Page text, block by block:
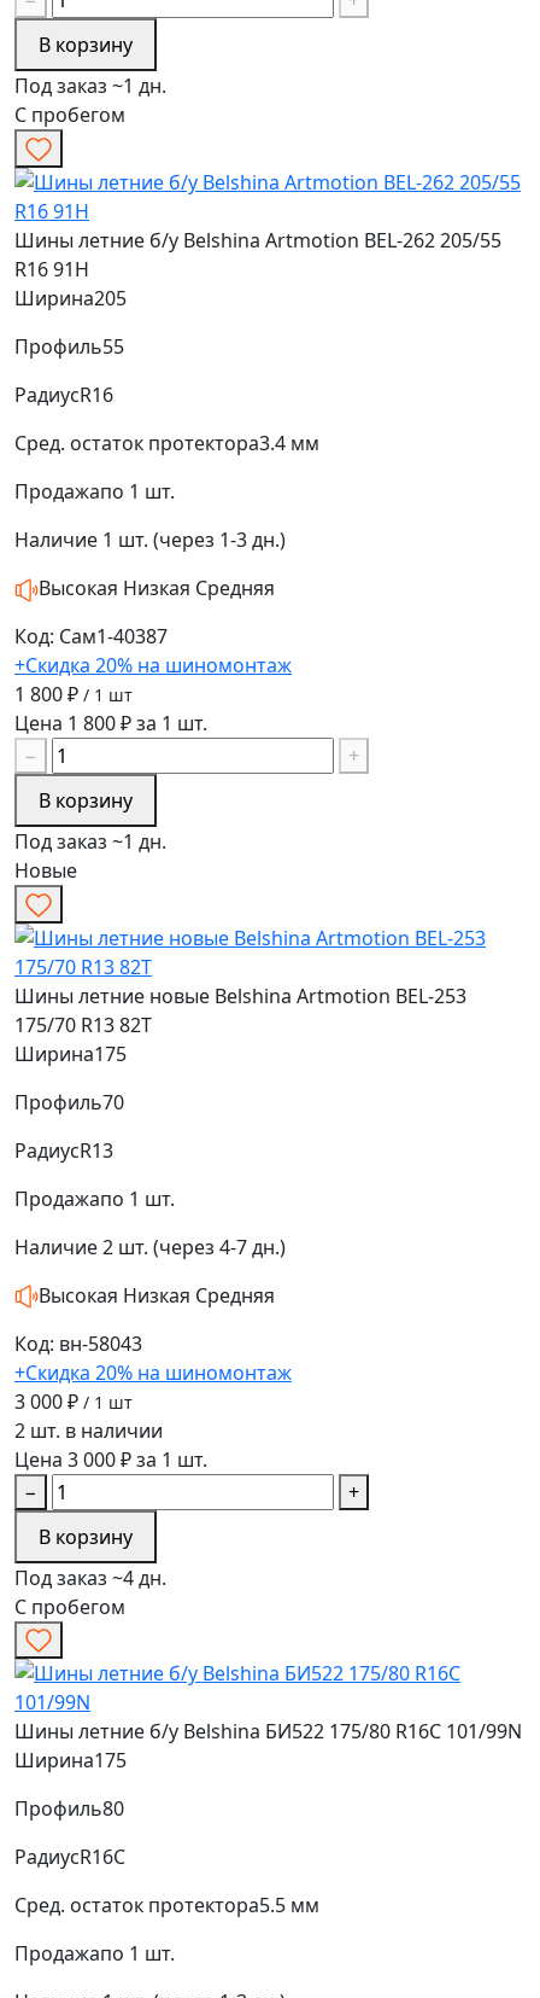
В корзину
Под заказ ~1 дн.
С пробегом
Шины летние б/у Belshina Artmotion BEL-262 205/55
R16 91H
Ширина205
Профиль55
РадиусR16
Сред. остаток протектора3.4 мм
Продажапо 1 шт.
Наличие 1 шт. (через 1-3 дн.)
Высокая Низкая Средняя
Код: Сам1-40387
+Скидка 20% на шиномонтаж
1 800 ₽ / 1 шт
Цена 1 800 ₽ за 1 шт.
−
+
В корзину
Под заказ ~1 дн.
Новые
Шины летние новые Belshina Artmotion BEL-253
175/70 R13 82T
Ширина175
Профиль70
РадиусR13
Продажапо 1 шт.
Наличие2 шт. (через 4-7 дн.)
Высокая Низкая Средняя
Код: вн-58043
+Скидка 20% на шиномонтаж
3 000 ₽ / 1 шт
2 шт. в наличии
Цена 3 000 ₽ за 1 шт.
−
+
В корзину
Под заказ ~4 дн.
С пробегом
Шины летние б/у Belshina БИ522 175/80 R16C 101/99N
Ширина175
Профиль80
РадиусR16C
Сред. остаток протектора5.5 мм
Продажапо 1 шт.